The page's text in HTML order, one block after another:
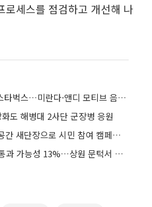
로세스를 점검하고 개선해 나
‘악프입2’ 세계관 입힌 스타벅스…미란다·앤디 모티브 음료 눈길
도 해병대 2사단 군장병 응원
스타벅스, 서울숲 휴식 공간 새단장으로 시민 참여 캠페인 확대
美 클래리티 법안 연내 통과 가능성 13%…상원 문턱서 제동